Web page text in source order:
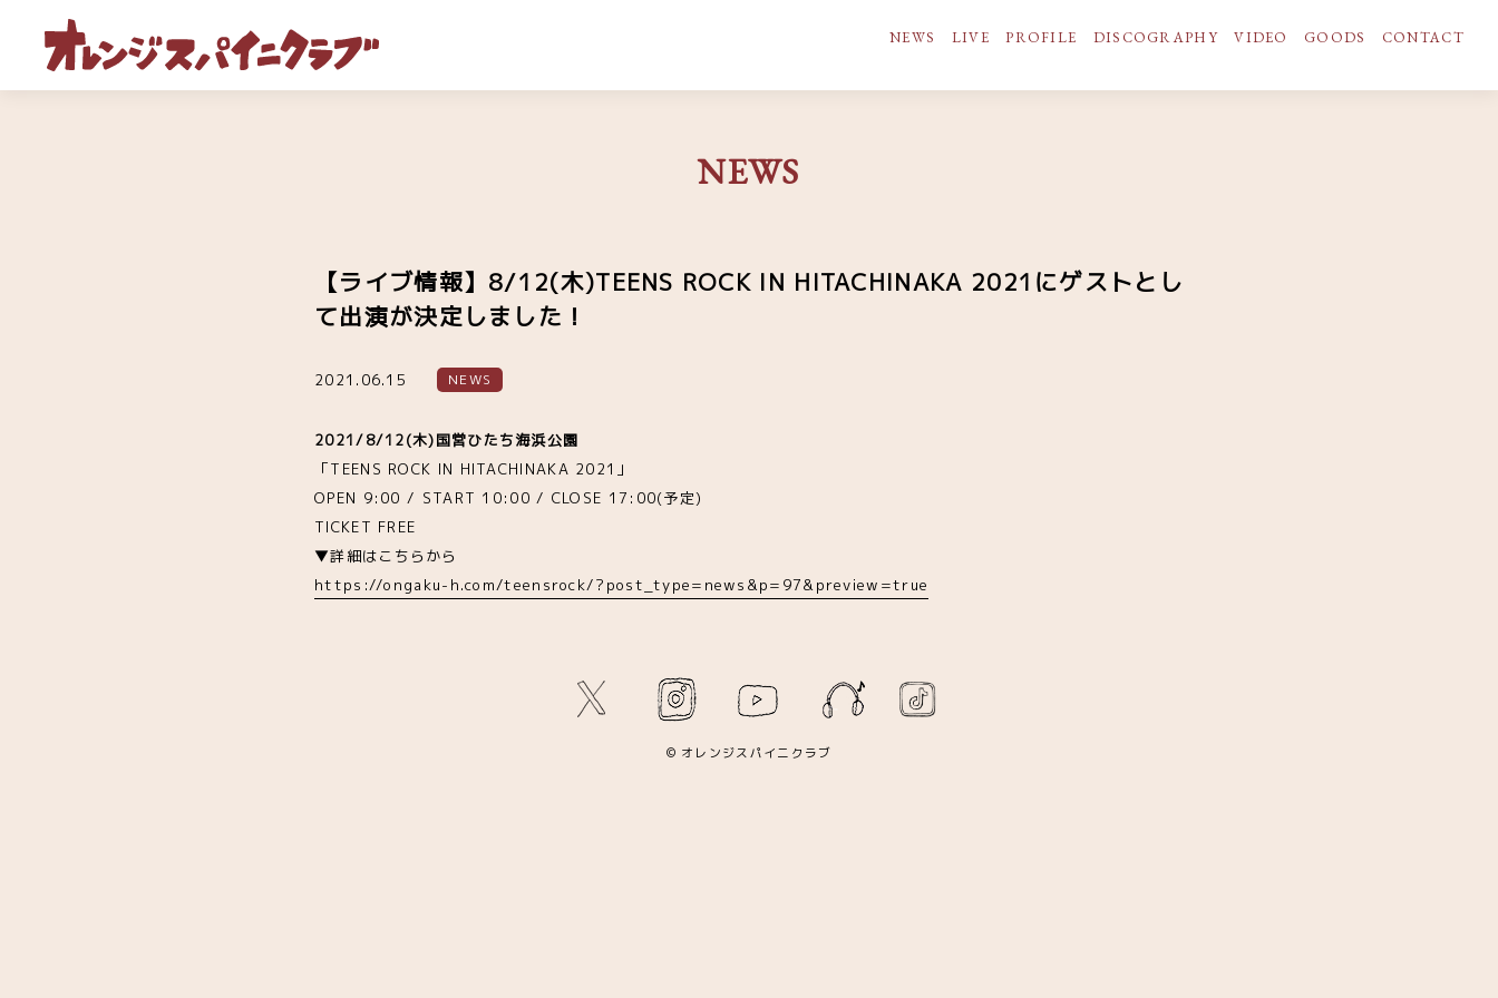
NEWS LIVE PROFILE DISCOGRAPHY VIDEO GOODS CONTACT
NEWS
【ライブ情報】8/12(木)TEENS ROCK IN HITACHINAKA 2021にゲストとし
て出演が決定しました！
2021.06.15 NEWS
2021/8/12(木)国営ひたち海浜公園
「TEENS ROCK IN HITACHINAKA 2021」
OPEN 9:00 / START 10:00 / CLOSE 17:00(予定)
TICKET FREE
▼詳細はこちらから
https://ongaku-h.com/teensrock/?post_type=news&p=97&preview=true
© オレンジスパイニクラブ